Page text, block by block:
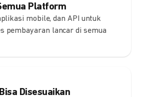
Platform
mobile, dan API untuk
pembayaran lancar di semua
Disesuaikan